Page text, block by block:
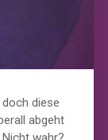
diese
abgeht